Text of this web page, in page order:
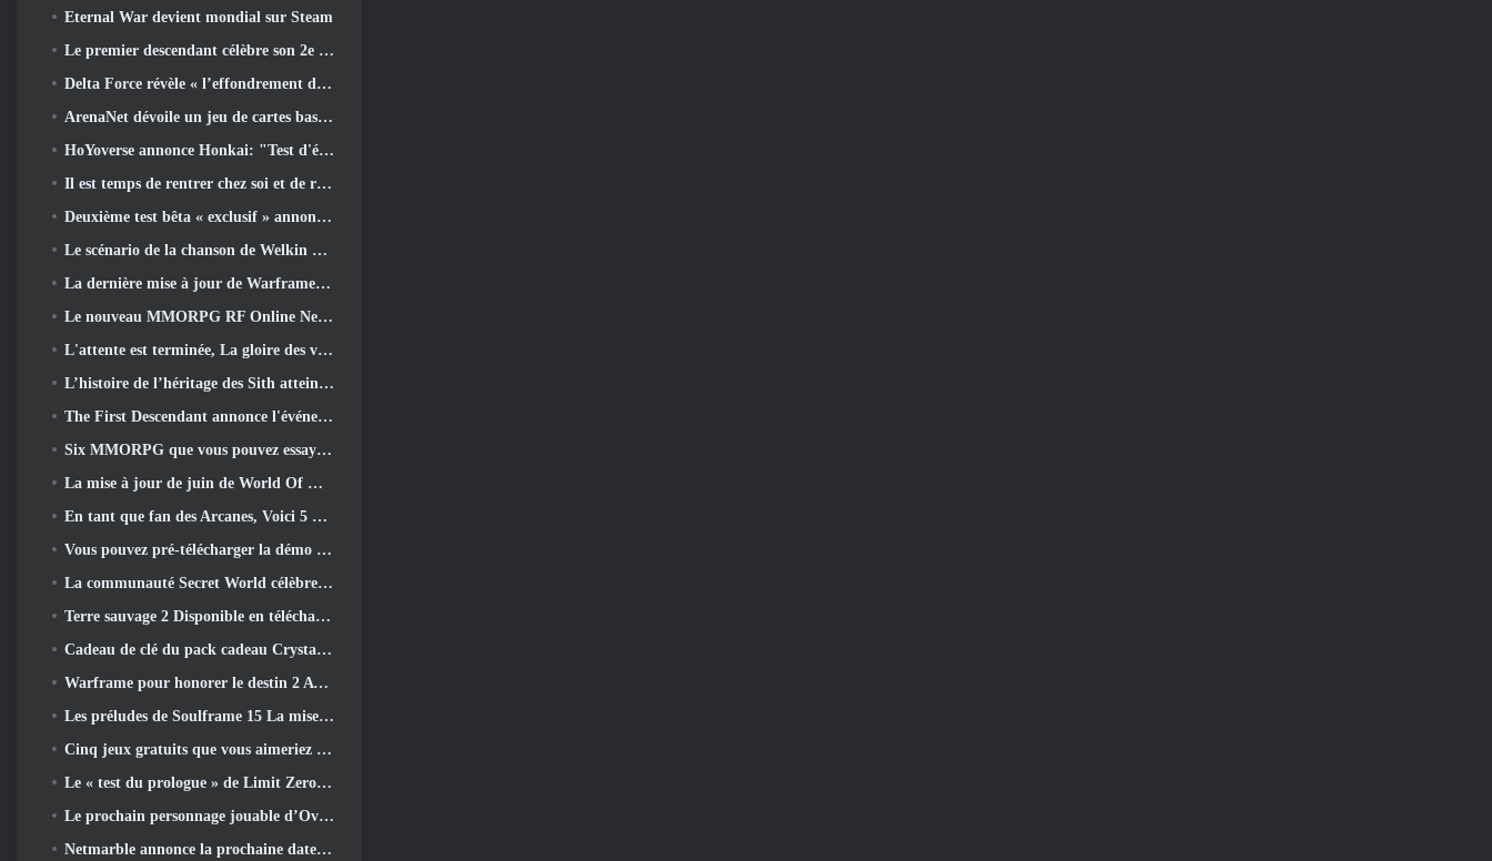
Eternal War devient mondial sur Steam
Le premier descendant célèbre son 2e anniversaire avec Descendant Fest 2026 Flux
Delta Force révèle « l’effondrement de la saison », annonce la collaboration Rainbow Six Siege
ArenaNet dévoile un jeu de cartes basé sur Guild Wars, Lié par la brume
HoYoverse annonce Honkai: "Test d'évolution" de l'anime Nexus
Il est temps de rentrer chez soi et de restaurer la retraite heureuse là où les vents se rencontrent
Deuxième test bêta « exclusif » annoncé pour les tireurs de survie en équipe qui prennent du temps
Le scénario de la chanson de Welkin Moon de Genshin Impact touche à sa fin.. Sur la Lune
La dernière mise à jour de Warframe célèbre tous les papas de l'espace
Le nouveau MMORPG RF Online Next sur le thème Mech de Netmarble sera lancé à l'échelle mondiale
L'attente est terminée, La gloire des vaincus est revenue
L’histoire de l’héritage des Sith atteint sa conclusion aujourd’hui dans la dernière mise à jour de SWTOR
The First Descendant annonce l'événement de collaboration EVANGELION
Six MMORPG que vous pouvez essayer pendant le Steam Next Fest
La mise à jour de juin de World Of Warships célèbre le jour de l'indépendance des États-Unis avec une nouvelle campagne narrative
En tant que fan des Arcanes, Voici 5 Choses que je veux voir du MMO Riot
Vous pouvez pré-télécharger la démo Steam Next Fest de Embers Of The Uncrowned demain
La communauté Secret World célèbre son 14e anniversaire avec un mystère qu'ils doivent résoudre ensemble
Terre sauvage 2 Disponible en téléchargement gratuitement (Et garde) Pour une durée limitée
Cadeau de clé du pack cadeau Crystal Saga Nova
Warframe pour honorer le destin 2 Avec une activité et un titre spéciaux dans le jeu
Les préludes de Soulframe 15 La mise à jour retravaille le butin et la pêche
Cinq jeux gratuits que vous aimeriez peut-être essayer pendant le Bullet Fest
Le « test du prologue » de Limit Zero Breakers commence aujourd’hui
Le prochain personnage jouable d’Overwatch semble être un chef du crime cyborg surmené
Netmarble annonce la prochaine date de lancement de Global RF Online